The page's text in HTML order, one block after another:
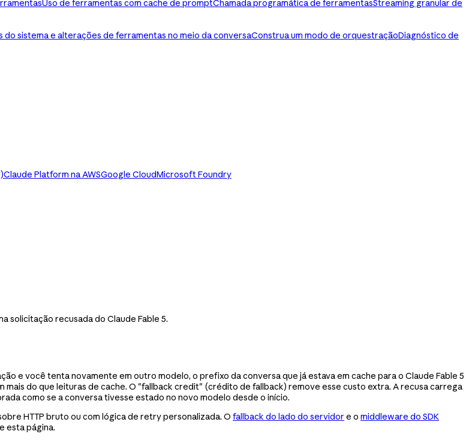
Uso de ferramentas com cache de promptChamada programática de ferramentasStreaming granular de
do sistema e alterações de ferramentas no meio da conversaConstrua um modo de orquestraçãoDiagnóstico de
Claude Platform na AWSGoogle CloudMicrosoft Foundry
solicitação recusada do Claude Fable 5.
e você tenta novamente em outro modelo, o prefixo da conversa que já estava em cache para o Claude Fable 5
do que leituras de cache. O "fallback credit" (crédito de fallback) remove esse custo extra. A recusa carrega
como se a conversa tivesse estado no novo modelo desde o início.
HTTP bruto ou com lógica de retry personalizada. O fallback do lado do servidor e o middleware do SDK
esta página.